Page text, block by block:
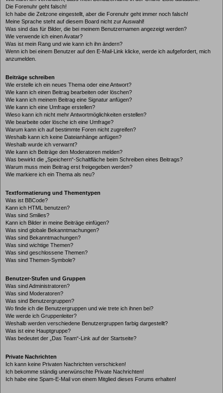
Die Forenuhr geht falsch!
Ich habe die Zeitzone eingestellt, aber die Forenuhr geht immer noch falsch!
Meine Sprache steht auf diesem Board nicht zur Auswahl!
Was sind das für Bilder, die bei meinem Benutzernamen angezeigt werden?
Wie verwende ich einen Avatar?
Was ist mein Rang und wie kann ich ihn ändern?
Wenn ich bei einem Benutzer auf den E-Mail-Link klicke, werde ich aufgefordert, mich
anzumelden.
Beiträge schreiben
Wie erstelle ich ein neues Thema oder eine Antwort?
Wie kann ich einen Beitrag bearbeiten oder löschen?
Wie kann ich meinem Beitrag eine Signatur anfügen?
Wie kann ich eine Umfrage erstellen?
Wieso kann ich nicht mehr Antwortmöglichkeiten erstellen?
Wie bearbeite oder lösche ich eine Umfrage?
Warum kann ich auf bestimmte Foren nicht zugreifen?
Weshalb kann ich keine Dateianhänge anfügen?
Weshalb wurde ich verwarnt?
Wie kann ich Beiträge den Moderatoren melden?
Was bewirkt die „Speichern“-Schaltfläche beim Schreiben eines Beitrags?
Warum muss mein Beitrag erst freigegeben werden?
Wie markiere ich ein Thema als neu?
Textformatierung und Thementypen
Was ist BBCode?
Kann ich HTML benutzen?
Was sind Smilies?
Kann ich Bilder in meine Beiträge einfügen?
Was sind globale Bekanntmachungen?
Was sind Bekanntmachungen?
Was sind wichtige Themen?
Was sind geschlossene Themen?
Was sind Themen-Symbole?
Benutzer-Stufen und Gruppen
Was sind Administratoren?
Was sind Moderatoren?
Was sind Benutzergruppen?
Wo finde ich die Benutzergruppen und wie trete ich ihnen bei?
Wie werde ich Gruppenleiter?
Weshalb werden verschiedene Benutzergruppen farbig dargestellt?
Was ist eine Hauptgruppe?
Was bedeutet der „Das Team“-Link auf der Startseite?
Private Nachrichten
Ich kann keine Privaten Nachrichten verschicken!
Ich bekomme ständig unerwünschte Private Nachrichten!
Ich habe eine Spam-E-Mail von einem Mitglied dieses Forums erhalten!